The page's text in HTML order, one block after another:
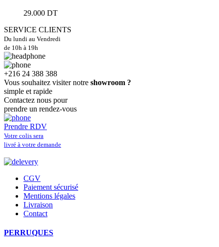
29.000 DT
SERVICE CLIENTS
Du lundi au Vendredi
de 10h à 19h
+216 24 388 388
Vous souhaitez visiter notre showroom ?
simple et rapide
Contactez nous pour
prendre un rendez-vous
Prendre RDV
Votre colis sera
livré à votre demande
CGV
Paiement sécurisé
Mentions légales
Livraison
Contact
PERRUQUES